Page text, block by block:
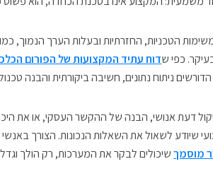
הטכניות, החזרתיות ובעלות הערך הנמוך,
כפי שדוח עתיד המקצועות של הפורום
ניתוח נתונים, חשיבה ביקורתית והבנה
דעת אנושי, הבנה של ההקשר העסקי, או את
שיודע לשאול את השאלות הנכונות. הצורך
מוסמךשיכולים לבקר את המערכות, רק הולך